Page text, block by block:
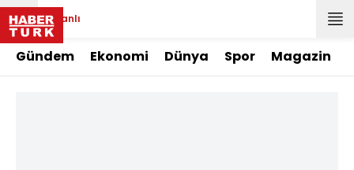
Canlı
Gündem Ekonomi Dünya Spor Magazin